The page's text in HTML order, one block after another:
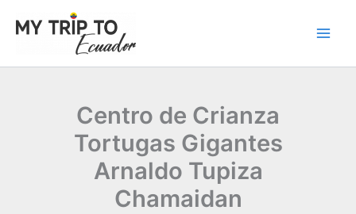
Centro de Crianza
Tortugas Gigantes
Arnaldo Tupiza
Chamaidan